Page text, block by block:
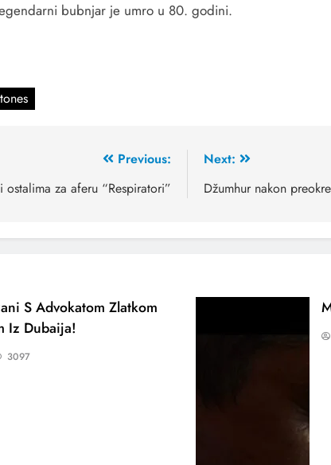
bubnjar je umro u 80. godini.
Previous:
za aferu “Respiratori”
Next:
Džumhur nakon
S Advokatom Zlatkom
Iz Dubaija!
3097